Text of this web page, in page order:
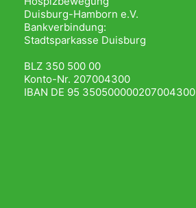
Duisburg-Hamborn e.V.
Bankverbindung:
Stadtsparkasse Duisburg
BLZ 350 500 00
Konto-Nr. 207004300
IBAN DE 95 350500000207004300